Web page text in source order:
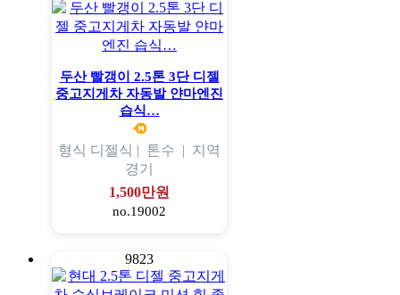
두산 빨갱이 2.5톤 3단 디젤
중고지게차 자동발 얀마엔진
습식…
형식 디젤식 | 톤수 | 지역
경기
1,500만원
no.19002
9823